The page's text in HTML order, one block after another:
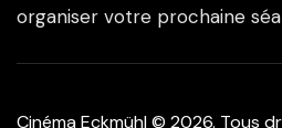
organiser votre prochaine
Cinéma Eckmühl © 2026. Tous